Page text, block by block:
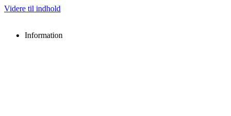
Videre til indhold
Information